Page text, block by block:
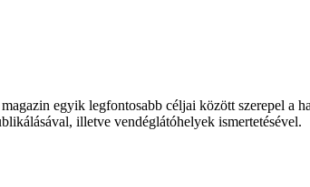
egyik legfontosabb céljai között szerepel a
illetve vendéglátóhelyek ismertetésével.